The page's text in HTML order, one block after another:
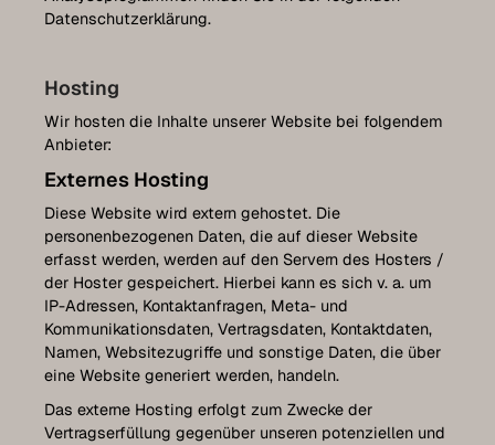
Datenschutzerklärung.
Hosting
Wir hosten die Inhalte unserer Website bei folgendem
Anbieter:
Externes Hosting
Diese Website wird extern gehostet. Die
personenbezogenen Daten, die auf dieser Website
erfasst werden, werden auf den Servern des Hosters /
der Hoster gespeichert. Hierbei kann es sich v. a. um
IP-Adressen, Kontaktanfragen, Meta- und
Kommunikationsdaten, Vertragsdaten, Kontaktdaten,
Namen, Websitezugriffe und sonstige Daten, die über
eine Website generiert werden, handeln.
Das externe Hosting erfolgt zum Zwecke der
Vertragserfüllung gegenüber unseren potenziellen und